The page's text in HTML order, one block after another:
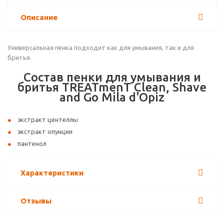
Описание
Универсальная пенка подходит как для умывания, так и для
бритья.
Состав пенки для умывания и
бритья TREATmenT Clean, Shave
and Go Mila d'Opiz
экстракт центеллы
экстракт опунции
пантенол
Характеристики
Отзывы